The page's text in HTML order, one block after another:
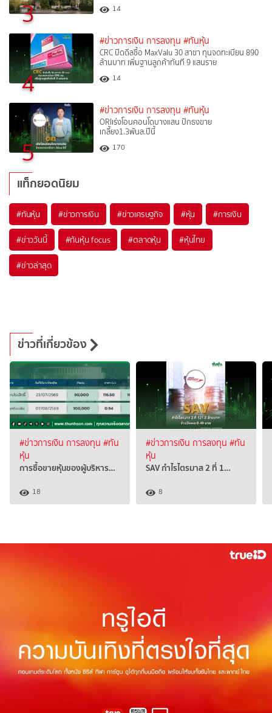
3 14
4
#ข่าวการเงิน การลงทุน #ทันหุ้น
CRC ปิดดีลซื้อ MaxValu 30 สาขา ทุนจดทะเบียน 890
ล้านบาท เพิ่มฐานลูกค้าทันที 9 แสนราย
14
5
#ข่าวการเงิน การลงทุน #ทันหุ้น
ORIเร่งโอนคอนโดบางแสน ปักธงขาย
เกลี้ยง1.3พันล.ปีนี้
170
แท็กยอดนิยม
#ทันหุ้น #ข่าวการเงิน #ข่าวเศรษฐกิจ #หุ้น #การเงิน
#ข่าววันนี้ #ทันหุ้น focus #ตลาดหุ้น #หุ้นไทย
#ข่าวล่าสุด
ข่าวที่เกี่ยวข้อง
#ข่าวการเงิน การลงทุน #ทัน
หุ้น
การซื้อขายหุ้นของผู้บริหาร…
18
#ข่าวการเงิน การลงทุน #ทัน
หุ้น
SAV กำไรไตรมาส 2 ที่ 1…
8